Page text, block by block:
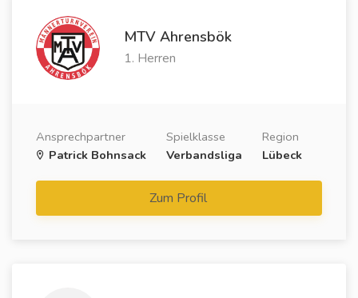
MTV Ahrensbök
1. Herren
Ansprechpartner
Patrick Bohnsack
Spielklasse
Verbandsliga
Region
Lübeck
Zum Profil